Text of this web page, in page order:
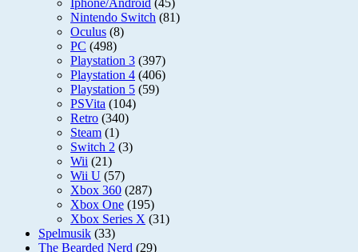
Iphone/Android (45)
Nintendo Switch (81)
Oculus (8)
PC (498)
Playstation 3 (397)
Playstation 4 (406)
Playstation 5 (59)
PSVita (104)
Retro (340)
Steam (1)
Switch 2 (3)
Wii (21)
Wii U (57)
Xbox 360 (287)
Xbox One (195)
Xbox Series X (31)
Spelmusik (33)
The Bearded Nerd (29)